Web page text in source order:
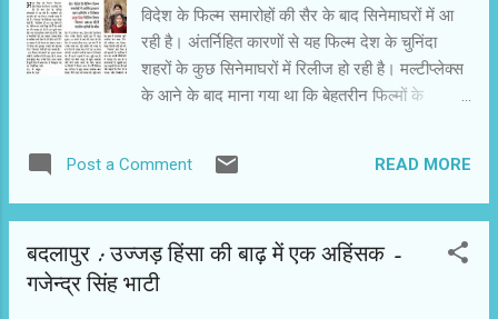
उन्होंने तय कर लिया था कि कभी न कभी उनके साथ काम
करेंगे। दोनों अपने संघर्ष में लगे रहे। यह संयोग ‘बदलापुर’
में संभव हुआ। नवाज बताते हैं,‘एक दिन मुझे फोन आया कि
आकर मिलो। तुम्हें एक स्क्रिप्ट सुनानी है। मै...
विदेश के फिल्म समारोहों की सैर के बाद सिनेमाघरों में आ
रही है। अंतर्निहित कारणों से यह फिल्म देश के चुनिंदा
शहरों के कुछ सिनेमाघरों में रिलीज हो रही है। मल्टीप्लेक्स
के आने के बाद माना गया था कि बेहतरीन फिल्मों के
हो गया है। बहरहाल, ‘किस्सा’ के निर्देशक अनूप सिंह ने
फिल्म के बारे में बताया। पार्टीशन की पृष्ठभूमि की यह फिल्म
बातों के अंश-: ‘किस्सा’ का खयाल पार्टीशन को 67-68
साल हो गए,लेकिन हम सभी देख रहे हैं कि अभी तक दंगे-
Post a Comment READ MORE
बदलापुर : उज्जड़ हिंसा की बाढ़ में एक अहिंसक -
गजेन्‍द्र सिंह भाटी